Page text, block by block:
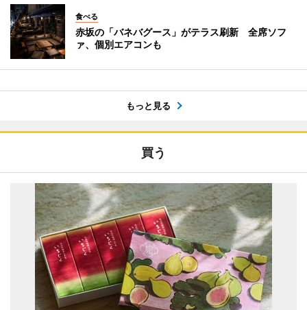
食べる
赤坂の「バネバグース」がテラス刷新 全席ソフ
ァ、個別エアコンも
もっと見る
買う